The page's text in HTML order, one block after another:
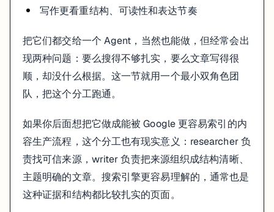
  role=
'Senior Research Analyst',
  backstory=
"""You work at a leading tech think tank.
  Your expertise lies in identifying emerging trends.
You have a knack for dissecting complex data and
  verbose=
True,
  allow_delegation=
False
  tools=[search_tool]
# 定义撰稿人
writer = Agent(
  role=
'Tech Content Strategist' ,
  goal=
'Craft compelling content on tech advancements'
  backstory=
"""You are a renowned Content
写作更看重结构、可读性和表达节奏
把它们都交给一个 Agent，当然也能做，但经常会出
现两种问题：要么搜得不够扎实，要么文章写得很
顺，却没什么根据。这一节就用一个最小双角色团
队，把这个分工跑通。
如果你后面想把它做成能被 Google 更容易索引的内
容生产流程，这个分工也有现实意义：researcher 负
责找可信来源，writer 负责把来源组织成结构清晰、
主题明确的文章。搜索引擎更容易理解的，通常也是
这种证据和结构都比较扎实的页面。